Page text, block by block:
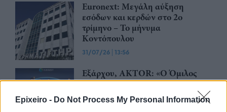
Epixeiro - Do Not Process My Personal Information
Euronext: Μεγάλη αύξηση
εσόδων και κερδών στο 2ο
τρίμηνο – Το μήνυμα
Κοντόπουλου
31/07/26 | 13:56
Εξάρχου, AKTOR: «Ο Όμιλος
σήμερα επέστρεψε στη θέση που
όφειλε να βρίσκεται, δηλαδή
στην κορυφή της αγοράς σε